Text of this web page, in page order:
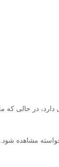
دارد، در حالی